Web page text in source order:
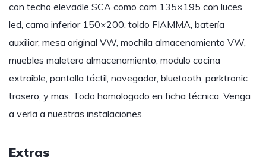
con techo elevadle SCA como cam 135×195 con luces
led, cama inferior 150×200, toldo FIAMMA, batería
auxiliar, mesa original VW, mochila almacenamiento VW,
muebles maletero almacenamiento, modulo cocina
extraible, pantalla táctil, navegador, bluetooth, parktronic
trasero, y mas. Todo homologado en ficha técnica. Venga
a verla a nuestras instalaciones.
Extras